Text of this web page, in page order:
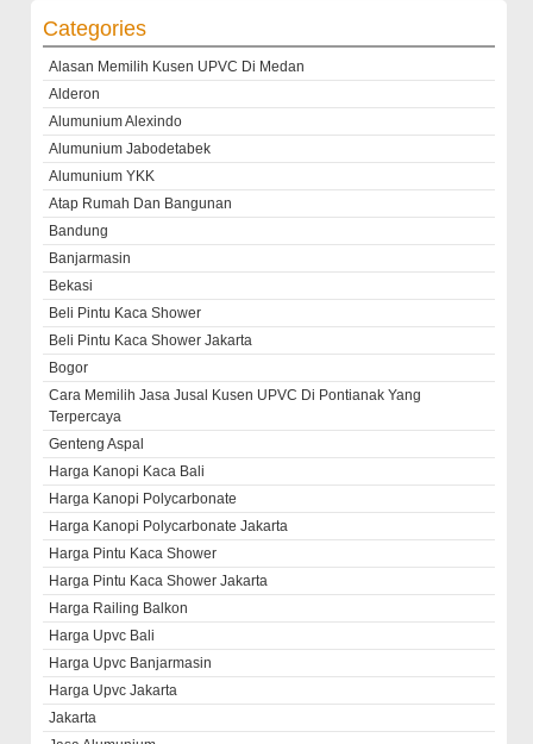
Categories
Alasan Memilih Kusen UPVC Di Medan
Alderon
Alumunium Alexindo
Alumunium Jabodetabek
Alumunium YKK
Atap Rumah Dan Bangunan
Bandung
Banjarmasin
Bekasi
Beli Pintu Kaca Shower
Beli Pintu Kaca Shower Jakarta
Bogor
Cara Memilih Jasa Jusal Kusen UPVC Di Pontianak Yang
Terpercaya
Genteng Aspal
Harga Kanopi Kaca Bali
Harga Kanopi Polycarbonate
Harga Kanopi Polycarbonate Jakarta
Harga Pintu Kaca Shower
Harga Pintu Kaca Shower Jakarta
Harga Railing Balkon
Harga Upvc Bali
Harga Upvc Banjarmasin
Harga Upvc Jakarta
Jakarta